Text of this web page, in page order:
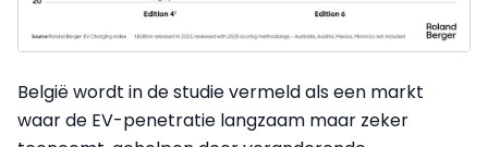
België wordt in de studie vermeld als een markt
waar de EV-penetratie langzaam maar zeker